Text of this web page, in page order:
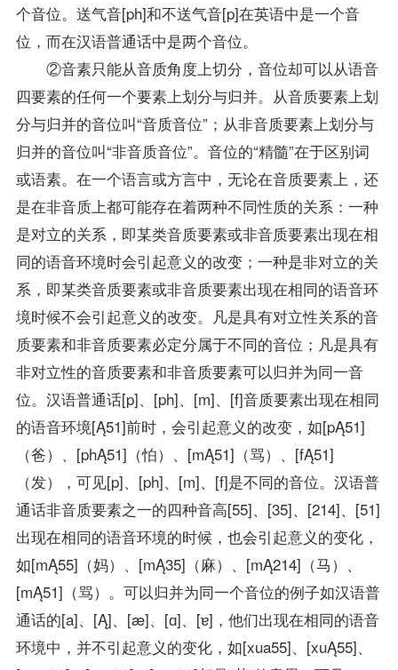
个音位。送气音[ph]和不送气音[p]在英语中是一个音
位，而在汉语普通话中是两个音位。
②音素只能从音质角度上切分，音位却可以从语音
四要素的任何一个要素上划分与归并。从音质要素上划
分与归并的音位叫“音质音位”；从非音质要素上划分与
归并的音位叫“非音质音位”。音位的“精髓”在于区别词
或语素。在一个语言或方言中，无论在音质要素上，还
是在非音质上都可能存在着两种不同性质的关系：一种
是对立的关系，即某类音质要素或非音质要素出现在相
同的语音环境时会引起意义的改变；一种是非对立的关
系，即某类音质要素或非音质要素出现在相同的语音环
境时候不会引起意义的改变。凡是具有对立性关系的音
质要素和非音质要素必定分属于不同的音位；凡是具有
非对立性的音质要素和非音质要素可以归并为同一音
位。汉语普通话[p]、[ph]、[m]、[f]音质要素出现在相同
的语音环境[Ą51]前时，会引起意义的改变，如[pĄ51]
（爸）、[phĄ51]（怕）、[mĄ51]（骂）、[fĄ51]
（发），可见[p]、[ph]、[m]、[f]是不同的音位。汉语普
通话非音质要素之一的四种音高[55]、[35]、[214]、[51]
出现在相同的语音环境的时候，也会引起意义的变化，
如[mĄ55]（妈）、[mĄ35]（麻）、[mĄ214]（马）、
[mĄ51]（骂）。可以归并为同一个音位的例子如汉语普
通话的[a]、[Ą]、[æ]、[ɑ]、[ɐ]，他们出现在相同的语音
环境中，并不引起意义的变化，如[xua55]、[xuĄ55]、